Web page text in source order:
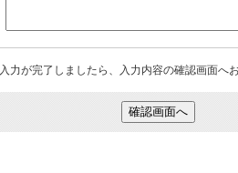
入力が完了しましたら、入力内容の確認画面へ